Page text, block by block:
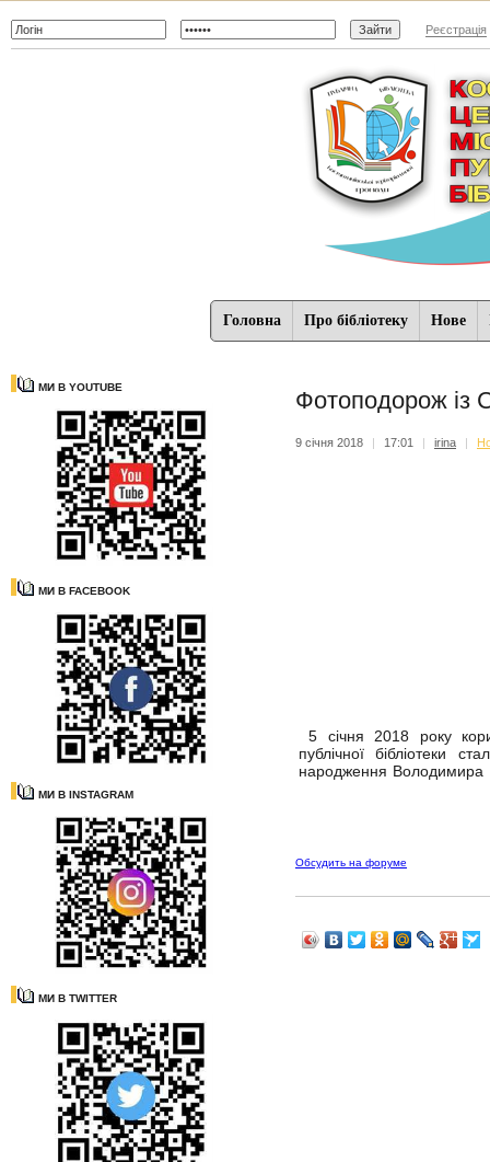
Реєстрація
Головна Про бібліотеку Нове
МИ В YOUTUBE
МИ В FACEBOOK
МИ В INSTAGRAM
МИ В TWITTER
Фотоподорож із
9 січня 2018 | 17:01 | irina |
5 січня 2018 року
публічної бібліотеки
народження
Обсудить на форуме